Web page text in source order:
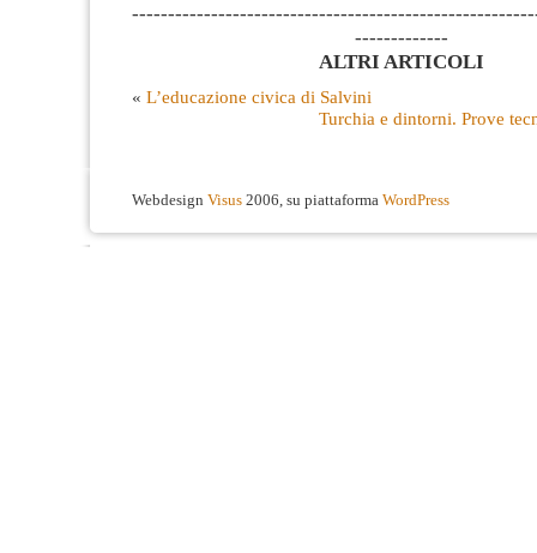
-------------
ALTRI ARTICOLI
« L’educazione civica di Salvini
Turchia e dintorni. Prove
Webdesign Visus 2006, su piattaforma WordPress